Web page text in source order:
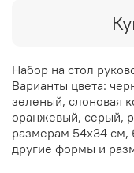
Набор на стол
Варианты цвета:
зеленый, слоновая
оранжевый, серый,
размерам 54х34 см,
другие формы и